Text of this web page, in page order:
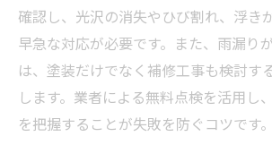
外壁塗装の色選びと屋根塗
考える
メンテナンス周期を揃える
点
屋根塗装と外壁塗装の耐久性
確認し、光沢の消失やひび割れ、浮き
早急な対応が必要です。また、雨漏り
は、塗装だけでなく補修工事も検討す
します。業者による無料点検を活用し
を把握することが失敗を防ぐコツです。